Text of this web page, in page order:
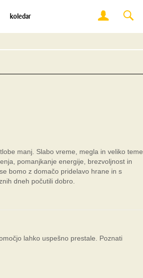
koledar
manj. Slabo vreme, megla in veliko teme
pomanjkanje energije, brezvoljnost in
bomo z domačo pridelavo hrane in s
dneh počutili dobro.
lahko uspešno prestale. Poznati